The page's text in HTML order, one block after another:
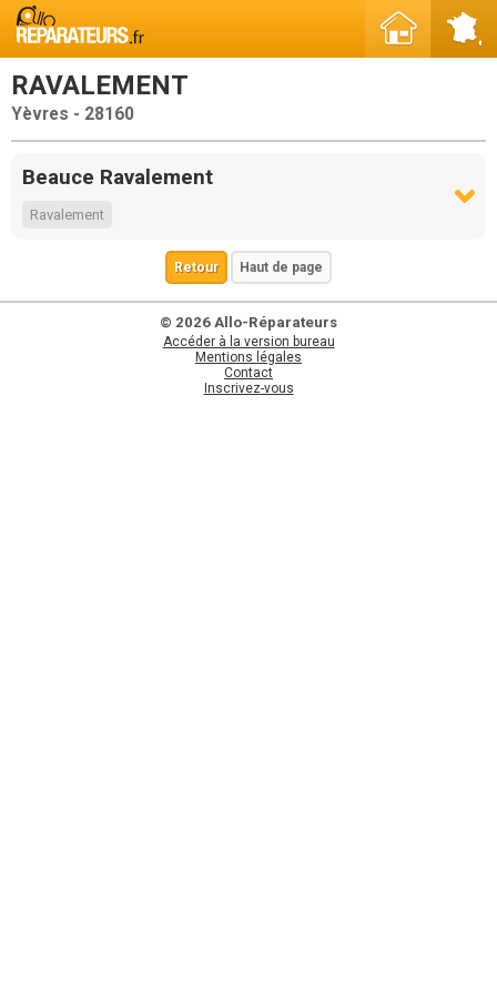
RAVALEMENT
Yèvres - 28160
Beauce Ravalement
Ravalement
Retour Haut de page
© 2026 Allo-Réparateurs
Accéder à la version bureau
Mentions légales
Contact
Inscrivez-vous